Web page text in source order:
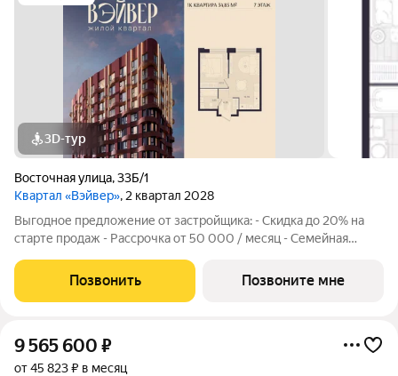
3D-тур
Восточная улица,33Б/1
Квартал «Вэйвер», 2 квартал 2028
Выгодное предложение от застройщика: - Скидка до 20% на
старте продаж - Рассрочка от 50 000 / месяц - Семейная
1-комнатной квартиры в Жилом квартале Вэйвер от
Девелоперской компании Люди,
Позвонить Позвоните мне
9 565 600 ₽
от 45 823 ₽ в месяц